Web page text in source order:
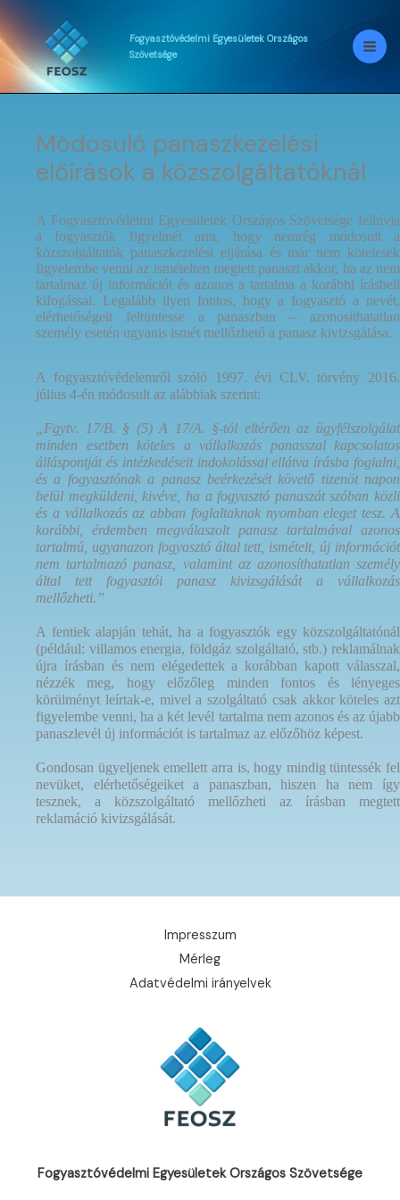
Skip
to
content
Fogyasztóvédelmi Egyesületek Országos
Szövetsége
Módosuló panaszkezelési
előírások a közszolgáltatóknál
A Fogyasztóvédelmi Egyesületek Országos Szövetsége felhívja
a fogyasztók figyelmét arra, hogy nemrég módosult a
közszolgáltatók panaszkezelési eljárása és már nem kötelesek
figyelembe venni az ismételten megtett panaszt akkor, ha az nem
tartalmaz új információt és azonos a tartalma a korábbi írásbeli
kifogással. Legalább ilyen fontos, hogy a fogyasztó a nevét,
elérhetőségeit feltüntesse a panaszban – azonosíthatatlan
személy esetén ugyanis ismét mellőzhető a panasz kivizsgálása.
A fogyasztóvédelemről szóló 1997. évi CLV. törvény 2016.
július 4-én módosult az alábbiak szerint:
„Fgytv. 17/B. § (5) A 17/A. §-tól eltérően az ügyfélszolgálat
minden esetben köteles a vállalkozás panasszal kapcsolatos
álláspontját és intézkedéseit indokolással ellátva írásba foglalni,
és a fogyasztónak a panasz beérkezését követő tizenöt napon
belül megküldeni, kivéve, ha a fogyasztó panaszát szóban közli
és a vállalkozás az abban foglaltaknak nyomban eleget tesz. A
korábbi, érdemben megválaszolt panasz tartalmával azonos
tartalmú, ugyanazon fogyasztó által tett, ismételt, új információt
nem tartalmazó panasz, valamint az azonosíthatatlan személy
által tett fogyasztói panasz kivizsgálását a vállalkozás
mellőzheti.”
A fentiek alapján tehát, ha a fogyasztók egy közszolgáltatónál
(például: villamos energia, földgáz szolgáltató, stb.) reklamálnak
újra írásban és nem elégedettek a korábban kapott válasszal,
nézzék meg, hogy előzőleg minden fontos és lényeges
körülményt leírtak-e, mivel a szolgáltató csak akkor köteles azt
figyelembe venni, ha a két levél tartalma nem azonos és az újabb
panaszlevél új információt is tartalmaz az előzőhöz képest.
Gondosan ügyeljenek emellett arra is, hogy mindig tüntessék fel
nevüket, elérhetőségeiket a panaszban, hiszen ha nem így
tesznek, a közszolgáltató mellőzheti az írásban megtett
reklamáció kivizsgálását.
Impresszum
Mérleg
Adatvédelmi irányelvek
Fogyasztóvédelmi Egyesületek Országos Szövetsége